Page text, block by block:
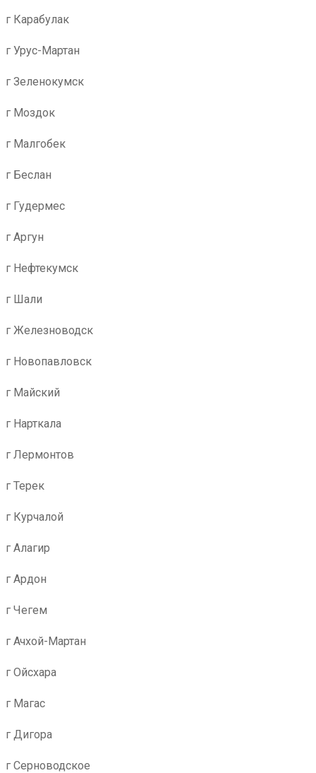
г Карабулак
г Урус-Мартан
г Зеленокумск
г Моздок
г Малгобек
г Беслан
г Гудермес
г Аргун
г Нефтекумск
г Шали
г Железноводск
г Новопавловск
г Майский
г Нарткала
г Лермонтов
г Терек
г Курчалой
г Алагир
г Ардон
г Чегем
г Ачхой-Мартан
г Ойсхара
г Магас
г Дигора
г Серноводское